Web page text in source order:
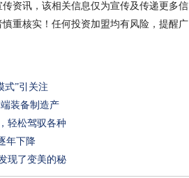
资讯，该相关信息仅为宣传及传递更多信
重核实！任何投资加盟均有风险，提醒广
式”引关注
装备制造产
轻松驾驭各种
年下降
现了变美的秘